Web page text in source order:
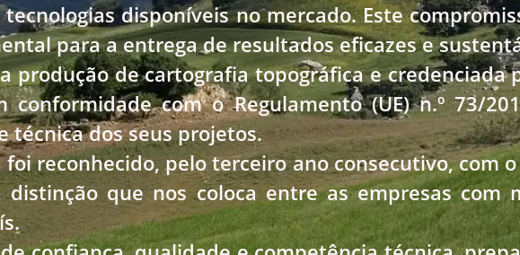
disponíveis no mercado. Este
para a entrega de resultados eficazes e
produção de cartografia topográfica e credenciada
conformidade com o Regulamento (UE) n.º 73/
técnica dos seus projetos.
reconhecido, pelo terceiro ano consecutivo, com o
distinção que nos coloca entre as empresas com